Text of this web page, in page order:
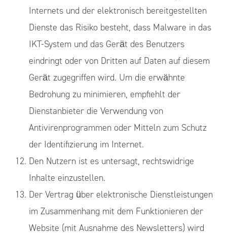
Internets und der elektronisch bereitgestellten
Dienste das Risiko besteht, dass Malware in das
IKT-System und das Gerät des Benutzers
eindringt oder von Dritten auf Daten auf diesem
Gerät zugegriffen wird. Um die erwähnte
Bedrohung zu minimieren, empfiehlt der
Dienstanbieter die Verwendung von
Antivirenprogrammen oder Mitteln zum Schutz
der Identifizierung im Internet.
Den Nutzern ist es untersagt, rechtswidrige
Inhalte einzustellen.
Der Vertrag über elektronische Dienstleistungen
im Zusammenhang mit dem Funktionieren der
Website (mit Ausnahme des Newsletters) wird